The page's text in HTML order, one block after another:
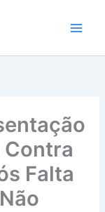
Contra
Falta